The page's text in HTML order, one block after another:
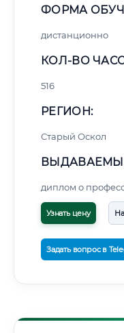
ФОРМА
дистанционно
КОЛ-ВО
516
РЕГИОН:
Старый Оскол
диплом о
Узнать цену
Задать вопрос в